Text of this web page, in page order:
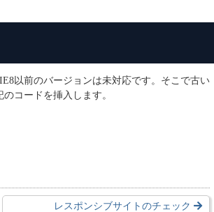
以前のバージョンは未対応です。そこで古い
コードを挿入します。
レスポンシブサイトのチェック